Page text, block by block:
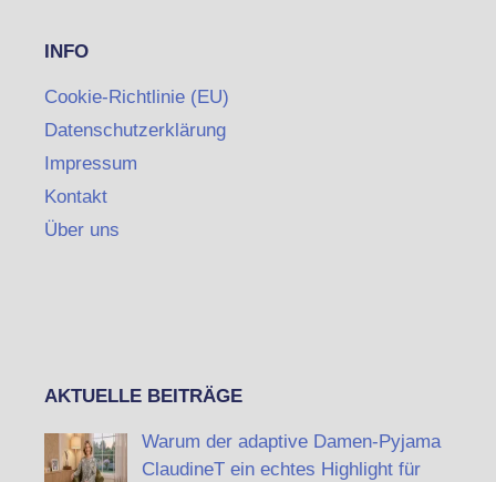
INFO
Cookie-Richtlinie (EU)
Datenschutzerklärung
Impressum
Kontakt
Über uns
AKTUELLE BEITRÄGE
Warum der adaptive Damen-Pyjama
ClaudineT ein echtes Highlight für